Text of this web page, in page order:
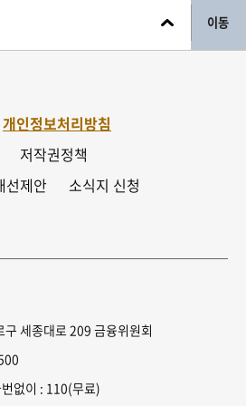
이동
개인정보처리방침
저작권정책
선제안
소식지 신청
세종대로 209 금융위원회
없이 : 110(무료)